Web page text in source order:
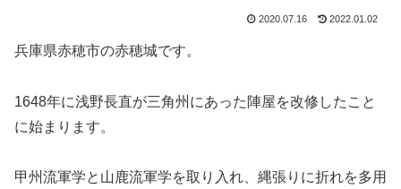
2020.07.16 2022.01.02
兵庫県赤穂市の赤穂城です。
1648年に浅野長直が三角州にあった陣屋を改修したこと
に始まります。
甲州流軍学と山鹿流軍学を取り入れ、縄張りに折れを多用